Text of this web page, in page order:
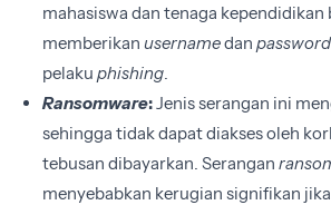
mahasiswa dan tenaga kependidikan
memberikan usernamedan password
pelaku phishing.
Ransomware:Jenis serangan ini
sehingga tidak dapat diakses oleh
tebusan dibayarkan. Serangan
menyebabkan kerugian signifikan